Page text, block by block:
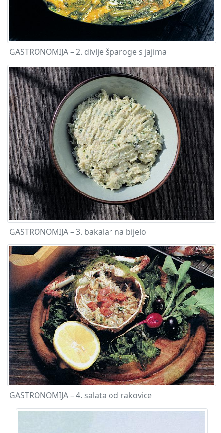
GASTRONOMIJA – 2. divlje šparoge s jajima
GASTRONOMIJA – 3. bakalar na bijelo
GASTRONOMIJA – 4. salata od rakovice